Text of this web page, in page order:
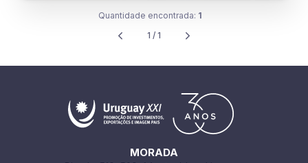
Quantidade encontrada: 1
1 / 1
MORADA